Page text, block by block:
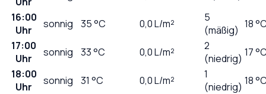
16:00
Uhr
sonnig 35°C 0,0L/m²
5
(mäßig) 18
17:00
Uhr
sonnig 33°C 0,0L/m²
2
(niedrig) 17
18:00
Uhr
sonnig 31 °C 0,0L/m²
1
(niedrig) 18